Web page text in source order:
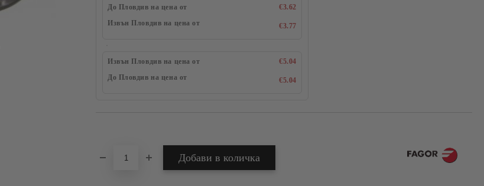
До Пловдив на цена от
€3.62
Извън Пловдив на цена от
€3.77
Извън Пловдив на цена от
€5.04
До Пловдив на цена от
€5.04